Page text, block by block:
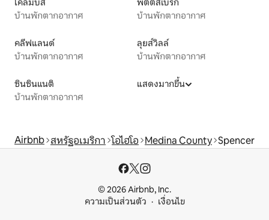
โคลัมบัส
บ้านพักตากอากาศ
พิตต์สเบิร์ก
บ้านพักตากอากาศ
คลีฟแลนด์
บ้านพักตากอากาศ
ลุยส์วิลล์
บ้านพักตากอากาศ
ซินซินแนติ
บ้านพักตากอากาศ
แสดงมากขึ้น
Airbnb สหรัฐอเมริกา โอไฮโอ Medina County Spencer
© 2026 Airbnb, Inc.
ความเป็นส่วนตัว
เงื่อนไข